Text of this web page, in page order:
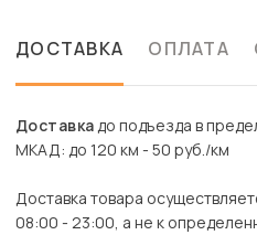
ДОСТАВКА ОПЛАТА
Доставкадо подъезда в
МКАД: до 120 км - 50 руб./км
Доставка товара
08:00 - 23:00, а не к